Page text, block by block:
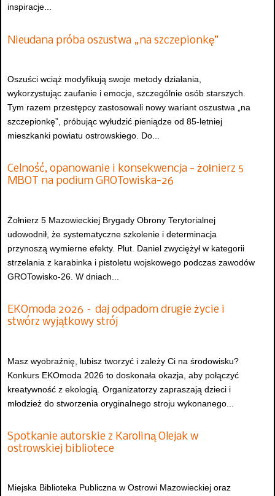
inspiracje...
Nieudana próba oszustwa „na szczepionkę”
Oszuści wciąż modyfikują swoje metody działania,
wykorzystując zaufanie i emocje, szczególnie osób starszych.
Tym razem przestępcy zastosowali nowy wariant oszustwa „na
szczepionkę”, próbując wyłudzić pieniądze od 85-letniej
mieszkanki powiatu ostrowskiego. Do...
Celność, opanowanie i konsekwencja - żołnierz 5
MBOT na podium GROTowiska-26
Żołnierz 5 Mazowieckiej Brygady Obrony Terytorialnej
udowodnił, że systematyczne szkolenie i determinacja
przynoszą wymierne efekty. Plut. Daniel zwyciężył w kategorii
strzelania z karabinka i pistoletu wojskowego podczas zawodów
GROTowisko-26. W dniach...
EKOmoda 2026 – daj odpadom drugie życie i
stwórz wyjątkowy strój
Masz wyobraźnię, lubisz tworzyć i zależy Ci na środowisku?
Konkurs EKOmoda 2026 to doskonała okazja, aby połączyć
kreatywność z ekologią. Organizatorzy zapraszają dzieci i
młodzież do stworzenia oryginalnego stroju wykonanego...
Spotkanie autorskie z Karoliną Olejak w
ostrowskiej bibliotece
Miejska Biblioteka Publiczna w Ostrowi Mazowieckiej oraz